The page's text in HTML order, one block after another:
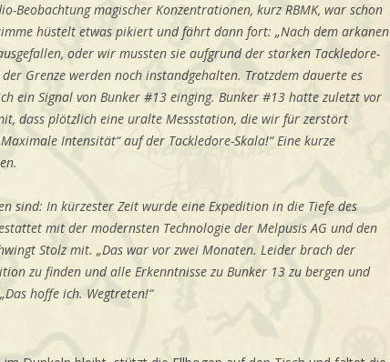
Beobachtung magischer Konzentrationen, kurz RBMK, war schon
hüstelt etwas pikiert und fährt dann fort: „Nach dem arkanen
oder wir mussten sie aufgrund der starken Tackledore-
Grenze werden noch instandgehalten. Trotzdem dauerte es
ein Signal von Bunker #13 einging. Bunker #13 hatte zuletzt vor
dass plötzlich eine uralte Messstation, die wir für zerstört
Intensität“ auf der Tackledore-Skala!“ Eine kurze
sind: In kürzester Zeit wurde eine Expedition in die Tiefe des
mit der modernsten Technologie der Melpusis AG und den
Stolz mit. „Das war vor zwei Monaten. Leider brach der
zu finden und alle Erkenntnisse zu Bunker 13 zu bergen und
hoffe ich. Wegtreten!“